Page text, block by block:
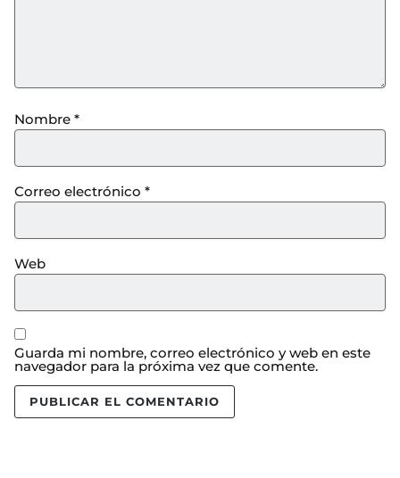
Nombre *
Correo electrónico *
Web
Guarda mi nombre, correo electrónico y web en este
navegador para la próxima vez que comente.